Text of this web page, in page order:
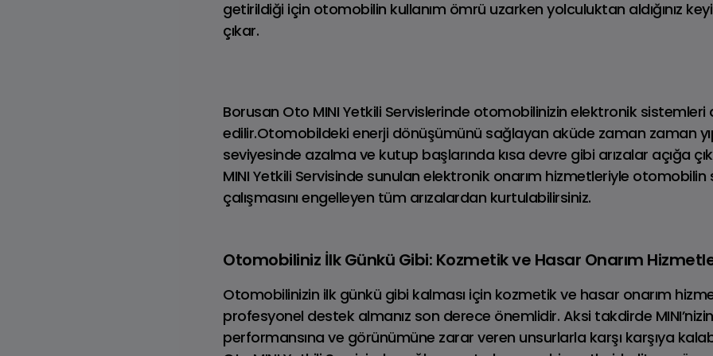
Discovery Sport
Dizel • PHEV
Tüm
Modelleri
getirildiği için otomobilin kullanım ömrü uzarken yolculuktan aldığınız
çıkar.
Borusan Oto MINI Yetkili Servislerinde otomobilinizin elektronik
edilir.Otomobildeki enerji dönüşümünü sağlayan aküde zaman zaman
seviyesinde azalma ve kutup başlarında kısa devre gibi arızalar açığa
MINI Yetkili Servisinde sunulan elektronik onarım hizmetleriyle otomobilin
çalışmasını engelleyen tüm arızalardan kurtulabilirsiniz.
Otomobiliniz İlk Günkü Gibi: Kozmetik ve Hasar Onarım
Otomobilinizin ilk günkü gibi kalması için kozmetik ve hasar onarım
profesyonel destek almanız son derece önemlidir. Aksi takdirde
performansına ve görünümüne zarar veren unsurlarla karşı karşıya